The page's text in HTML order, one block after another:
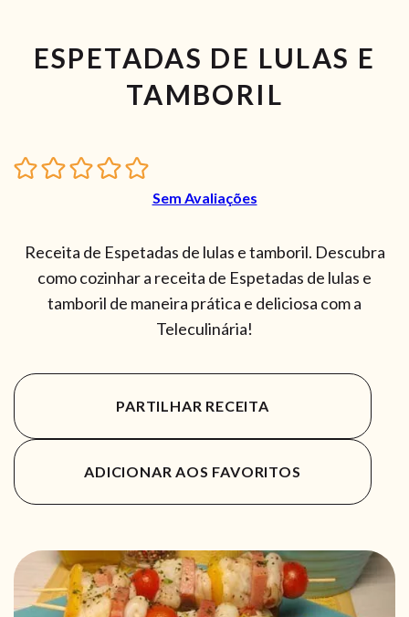
ESPETADAS DE LULAS E
TAMBORIL
Sem Avaliações
Receita de Espetadas de lulas e tamboril. Descubra
como cozinhar a receita de Espetadas de lulas e
tamboril de maneira prática e deliciosa com a
Teleculinária!
PARTILHAR RECEITA
ADICIONAR AOS FAVORITOS